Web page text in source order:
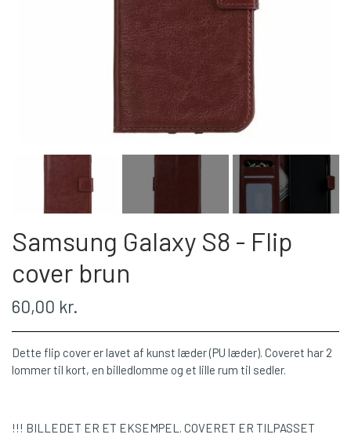
Samsung Galaxy S8 - Flip
cover brun
60,00 kr.
Dette flip cover er lavet af kunst læder (PU læder). Coveret har 2
lommer til kort, en billedlomme og et lille rum til sedler.
!!! BILLEDET ER ET EKSEMPEL. COVERET ER TILPASSET